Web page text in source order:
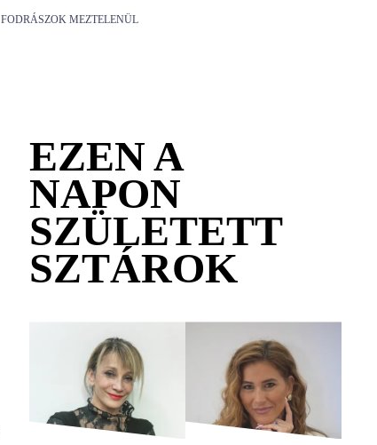
FODRÁSZOK MEZTELENÜL
EZEN A
NAPON
SZÜLETETT
SZTÁROK